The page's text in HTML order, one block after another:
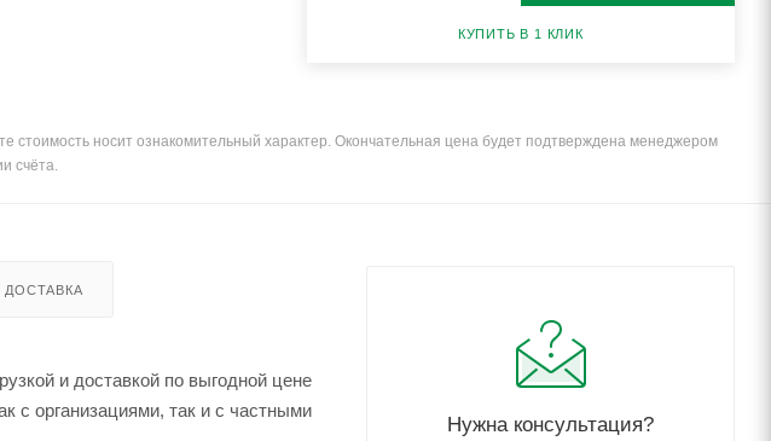
КУПИТЬ В 1 КЛИК
стоимость носит ознакомительный характер. Окончательная цена будет подтверждена менеджером
счёта.
ДОСТАВКА
с организациями, так и с частными
Нужна консультация?